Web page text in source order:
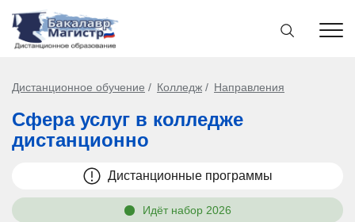
Дистанционное обучение Колледж Направления
Сфера услуг в колледже
дистанционно
Дистанционные программы
Идёт набор 2026